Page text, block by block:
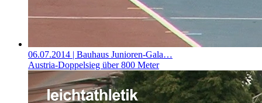
06.07.2014 | Bauhaus Junioren-Gala…
Austria-Doppelsieg über 800 Meter